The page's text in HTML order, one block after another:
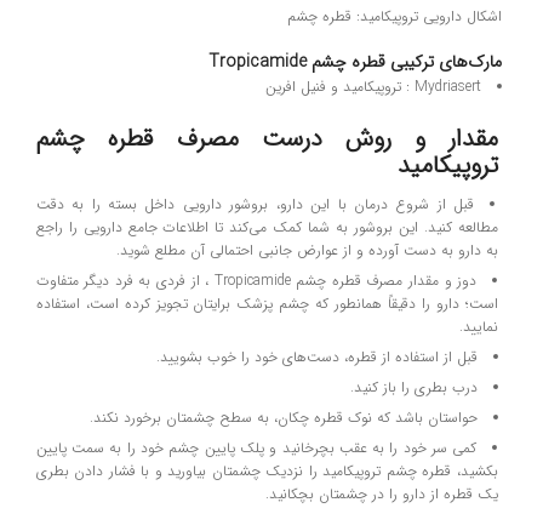
اشکال دارویی تروپیکامید: قطره چشم
مارک‌‌های ترکیبی قطره چشم Tropicamide
Mydriasert : تروپیکامید و فنیل افرین
مقدار و روش درست مصرف قطره چشم
تروپیکامید
قبل از شروع درمان با این دارو، بروشور دارویی داخل بسته را به دقت
مطالعه کنید. این بروشور به شما کمک می‌کند تا اطلاعات جامع دارویی را راجع
به دارو به دست آورده و از عوارض جانبی احتمالی آن مطلع شوید.
دوز و مقدار مصرف قطره چشم Tropicamide ، از فردی به فرد دیگر متفاوت
است؛ دارو را دقیقاً همانطور که چشم پزشک برایتان تجویز کرده است، استفاده
نمایید.
قبل از استفاده از قطره، دست‌های خود را خوب بشویید.
درب بطری را باز کنید.
حواستان باشد که نوک قطره چکان، به سطح چشمتان برخورد نکند.
کمی سر خود را به عقب بچرخانید و پلک پایین چشم خود را به سمت پایین
بکشید، قطره چشم تروپیکامید را نزدیک چشمتان بیاورید و با فشار دادن بطری
یک قطره از دارو را در چشمتان بچکانید.